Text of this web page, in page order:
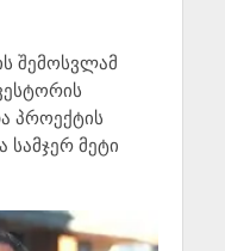
შემოსვლამ
პროექტის
მეტი